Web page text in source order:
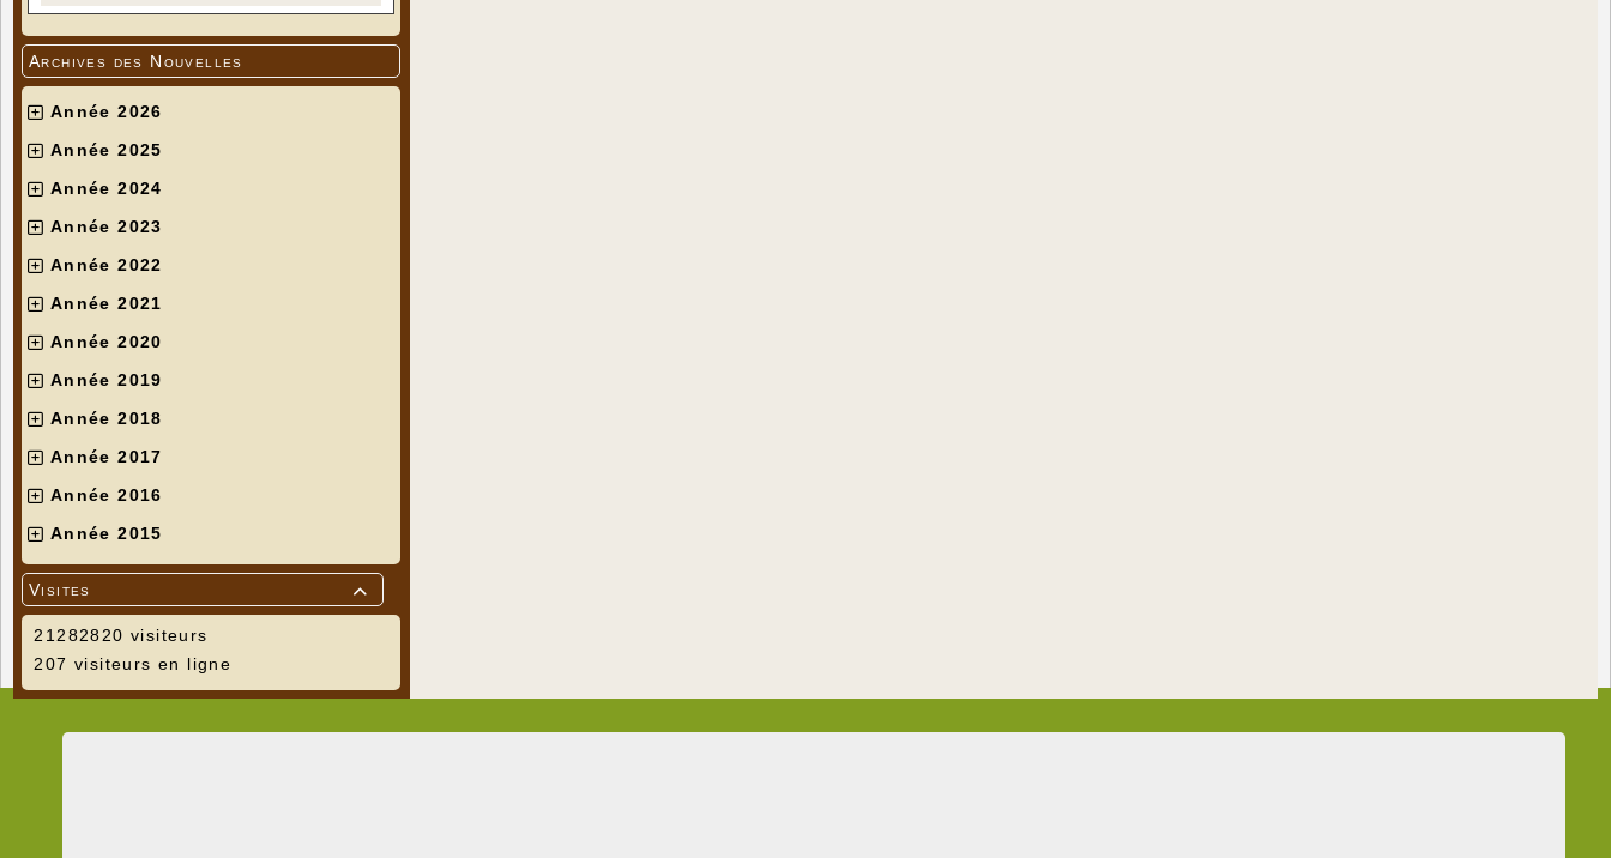
Archives des Nouvelles
Année 2026
Année 2025
Année 2024
Année 2023
Année 2022
Année 2021
Année 2020
Année 2019
Année 2018
Année 2017
Année 2016
Année 2015

Visites
21282820 visiteurs
207 visiteurs en ligne